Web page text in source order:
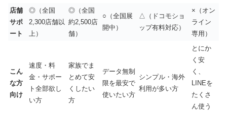
店舗
サポ
ート
◎（全国
2,300店舗以
上）
◎（全国
約2,500店
舗）
○（全国展
開中）
△（ドコモショ
ップ有料対応）
×（オン
ライン
専用）
こん
な方
向け
速度・料
金・サポー
ト全部欲し
い方
家族でま
とめて安
くしたい
方
データ無制
限を最安で
使いたい方
シンプル・海外
利用が多い方
とにか
く安
く、
LINEを
たくさ
ん使う